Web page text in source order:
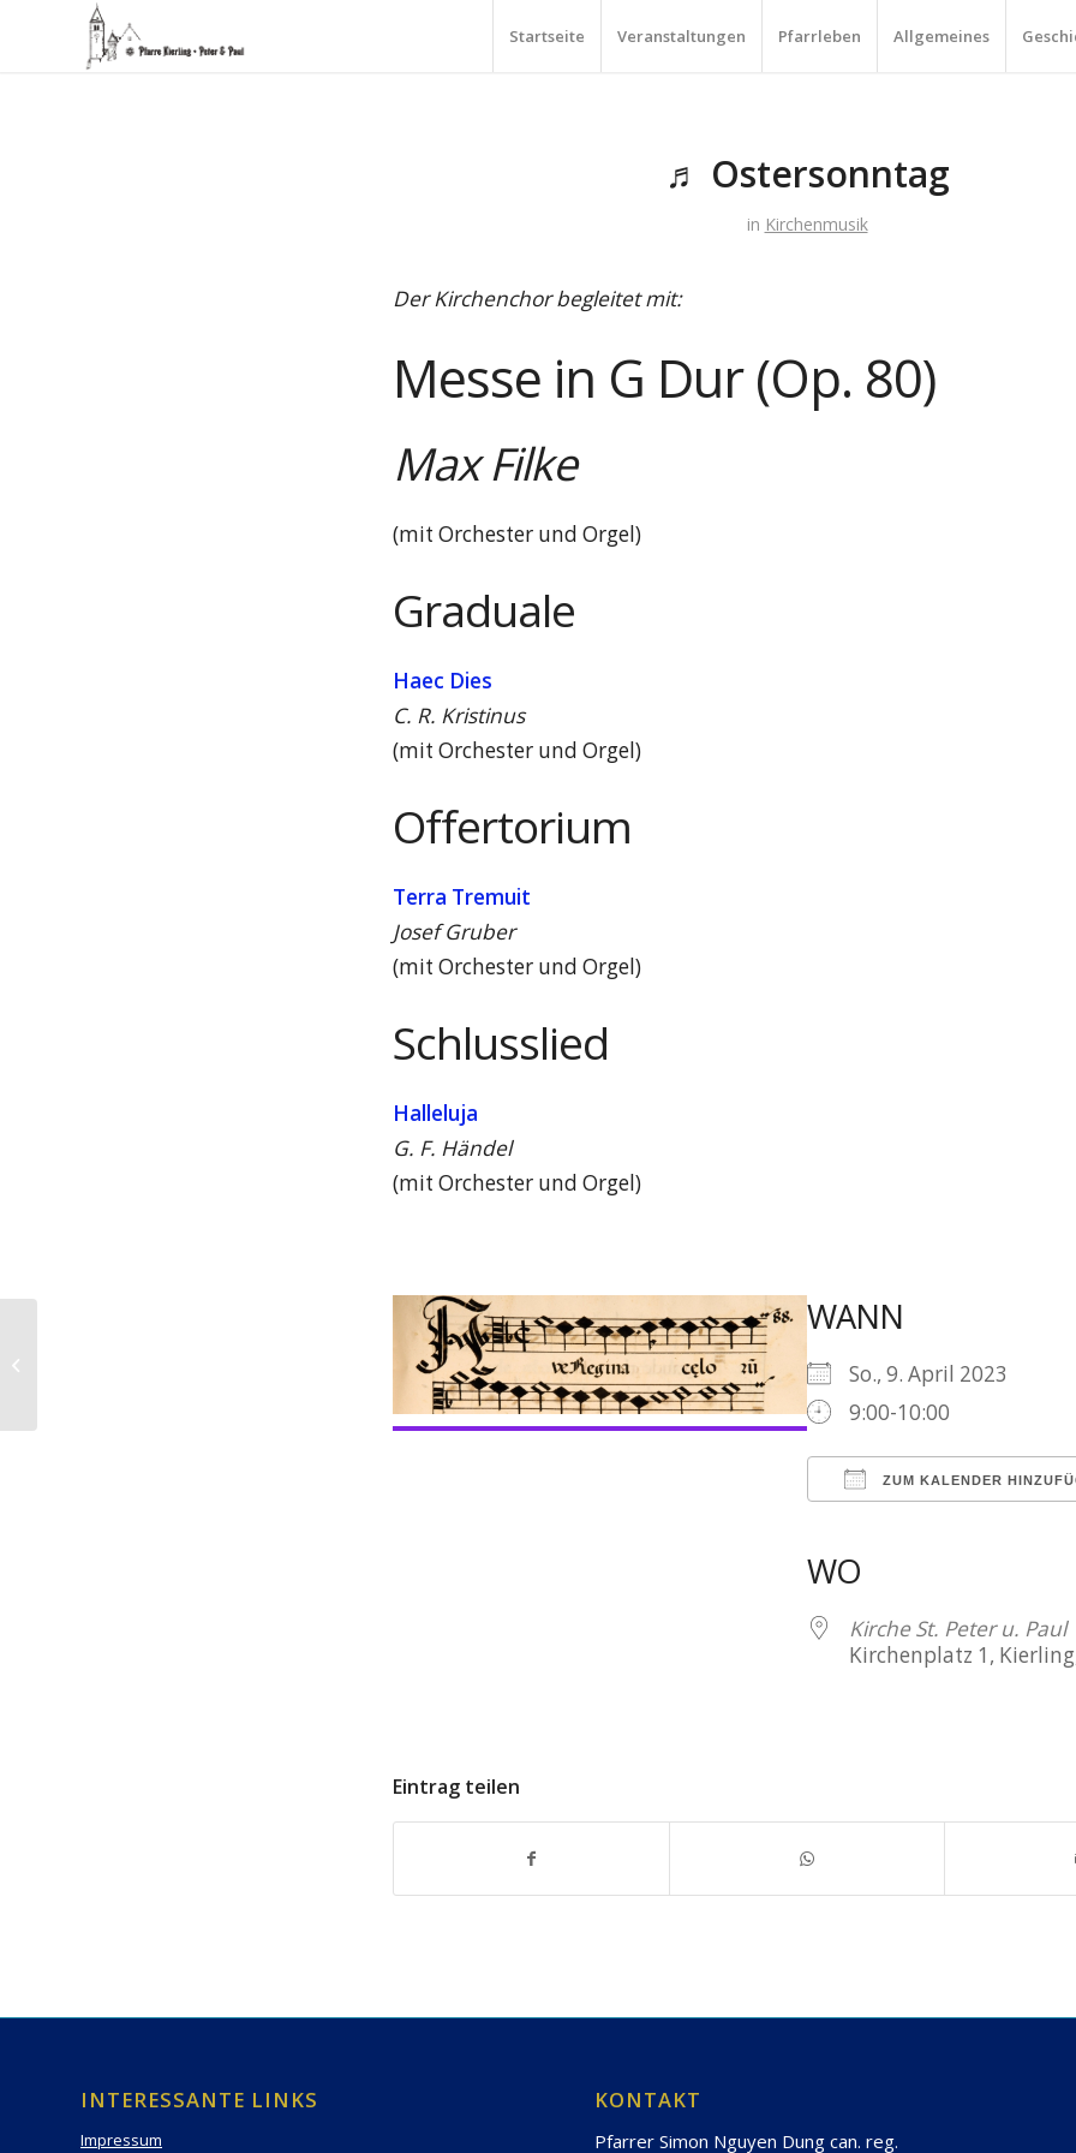
Startseite Veranstaltungen Pfarrleben Allgemeines
♬ Ostersonntag
in Kirchenmusik
Der Kirchenchor begleitet mit:
Messe in G Dur (Op. 80)
Max Filke
(mit Orchester und Orgel)
Graduale
Haec Dies
C. R. Kristinus
(mit Orchester und Orgel)
Offertorium
Terra Tremuit
Josef Gruber
(mit Orchester und Orgel)
Schlusslied
Halleluja
G. F. Händel
(mit Orchester und Orgel)
WANN
So., 9. April 2023
9:00-10:00
ZUM KALENDER
WO
Kirche St. Peter u. Paul
Kirchenplatz 1,
Eintrag teilen
INTERESSANTE LINKS
Impressum
KONTAKT
Pfarrer Simon Nguyen Dung can. reg.